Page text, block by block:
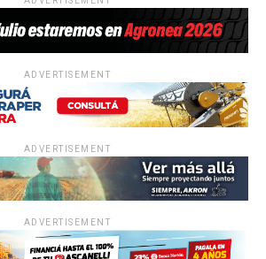
ADVERTISEMENT
ADVERTISEMENT
ADVERTISEMENT